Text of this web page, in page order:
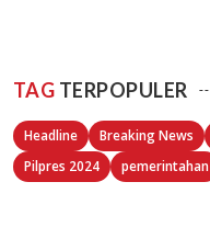
TAG TERPOPULER
Headline Breaking News
Pilpres 2024
pemerintahan